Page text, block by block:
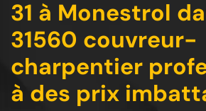
31 à Monestrol
31560 couvreur-
charpentier
à des prix